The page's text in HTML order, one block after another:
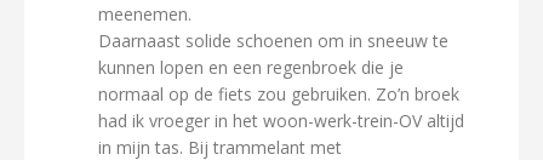
meenemen.
Daarnaast solide schoenen om in sneeuw te
kunnen lopen en een regenbroek die je
normaal op de fiets zou gebruiken. Zo’n broek
had ik vroeger in het woon-werk-trein-OV altijd
in mijn tas. Bij trammelant met